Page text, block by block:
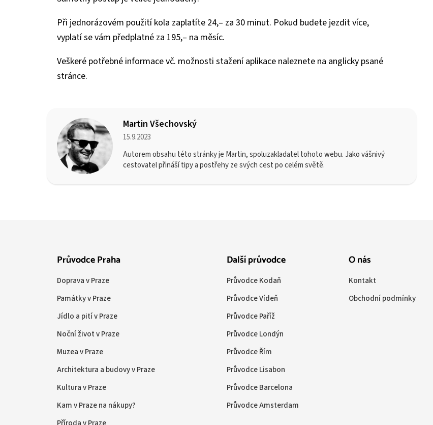
Při jednorázovém použití kola zaplatíte 24,– za 30 minut. Pokud budete jezdit více,
vyplatí se vám předplatné za 195,– na měsíc.
Veškeré potřebné informace vč. možnosti stažení aplikace naleznete na anglicky psané
stránce.
Martin Všechovský
15.9.2023
Autorem obsahu této stránky je Martin, spoluzakladatel tohoto webu. Jako vášnivý
cestovatel přináší tipy a postřehy ze svých cest po celém světě.
Průvodce Praha
Doprava v Praze
Památky v Praze
Jídlo a pití v Praze
Noční život v Praze
Muzea v Praze
Architektura a budovy v Praze
Kultura v Praze
Kam v Praze na nákupy?
Další průvodce
Průvodce Kodaň
Průvodce Vídeň
Průvodce Paříž
Průvodce Londýn
Průvodce Řím
Průvodce Lisabon
Průvodce Barcelona
Průvodce Amsterdam
O nás
Kontakt
Obchodní podmínky